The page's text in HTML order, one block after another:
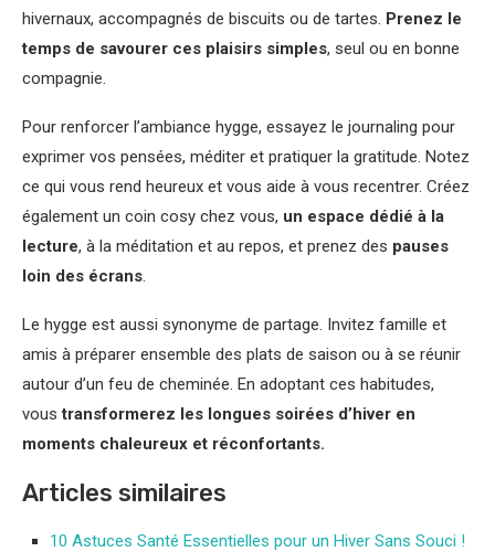
hivernaux, accompagnés de biscuits ou de tartes. Prenez le
temps de savourer ces plaisirs simples, seul ou en bonne
compagnie.
Pour renforcer l’ambiance hygge, essayez le journaling pour
exprimer vos pensées, méditer et pratiquer la gratitude. Notez
ce qui vous rend heureux et vous aide à vous recentrer. Créez
également un coin cosy chez vous, un espace dédié à la
lecture, à la méditation et au repos, et prenez des pauses
loin des écrans
Le hygge est aussi synonyme de partage. Invitez famille et
amis à préparer ensemble des plats de saison ou à se réunir
autour d’un feu de cheminée. En adoptant ces habitudes,
voustransformerez les longues soirées d’hiver en
moments chaleureux et réconfortants.
Articles similaires
10 Astuces Santé Essentielles pour un Hiver Sans Souci !